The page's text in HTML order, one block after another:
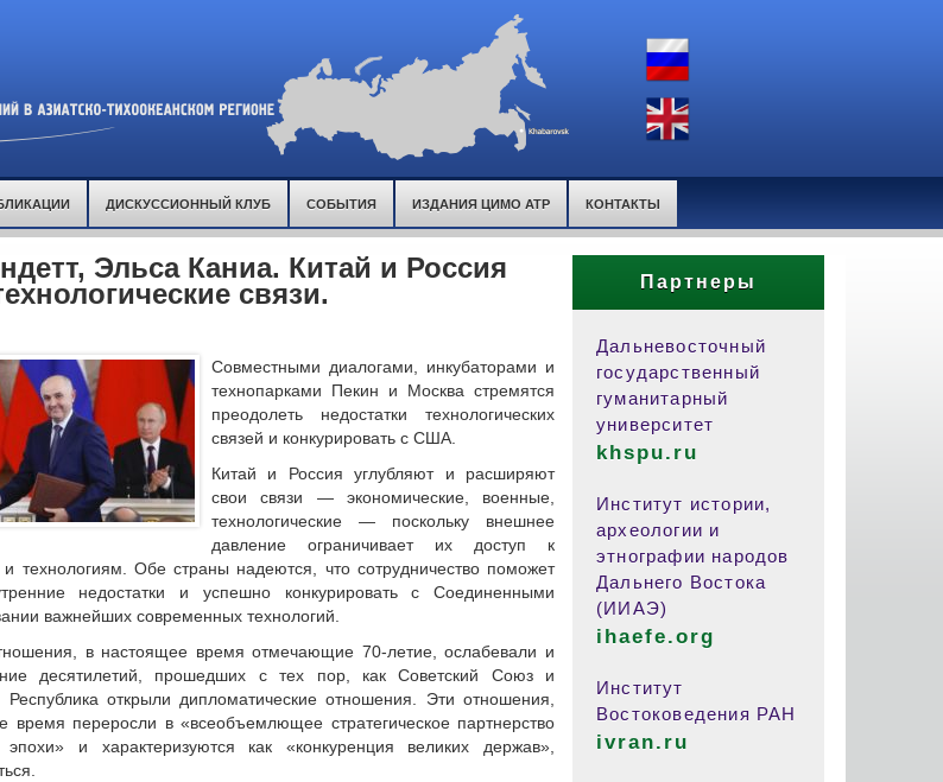
ДИСКУССИОННЫЙ КЛУБ СОБЫТИЯ ИЗДАНИЯ ЦИМО АТР КОНТАКТЫ
Эльса Каниа. Китай и Россия
связи.
Совместными диалогами, инкубаторами и
технопарками Пекин и Москва стремятся
преодолеть недостатки технологических
связей и конкурировать с США.
Китай и Россия углубляют и расширяют
свои связи — экономические, военные,
технологические — поскольку внешнее
давление ограничивает их доступ к
технологиям. Обе страны надеются, что сотрудничество поможет
недостатки и успешно конкурировать с Соединенными
важнейших современных технологий.
в настоящее время отмечающие 70-летие, ослабевали и
десятилетий, прошедших с тех пор, как Советский Союз и
Республика открыли дипломатические отношения. Эти отношения,
время переросли в «всеобъемлющее стратегическое партнерство
и характеризуются как «конкуренция великих держав»,
Партнеры
Дальневосточный
государственный
гуманитарный
университет
khspu.ru
Институт истории,
археологии и
этнографии народов
Дальнего Востока
(ИИАЭ)
ihaefe.org
Институт
Востоковедения РАН
ivran.ru